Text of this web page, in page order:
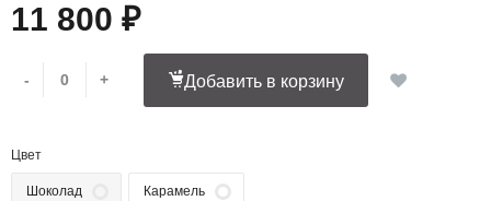
11 800 ₽
- + Добавить в корзину
Цвет
Шоколад Карамель